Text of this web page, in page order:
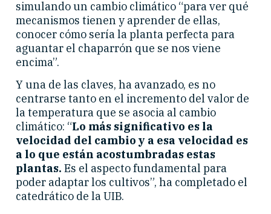
simulando un cambio climático “para ver qué
mecanismos tienen y aprender de ellas,
conocer cómo sería la planta perfecta para
aguantar el chaparrón que se nos viene
encima”.
Y una de las claves, ha avanzado, es no
centrarse tanto en el incremento del valor de
la temperatura que se asocia al cambio
climático: “Lo más significativo es la
velocidad del cambio y a esa velocidad es
a lo que están acostumbradas estas
plantas. Es el aspecto fundamental para
poder adaptar los cultivos”, ha completado el
catedrático de la UIB.